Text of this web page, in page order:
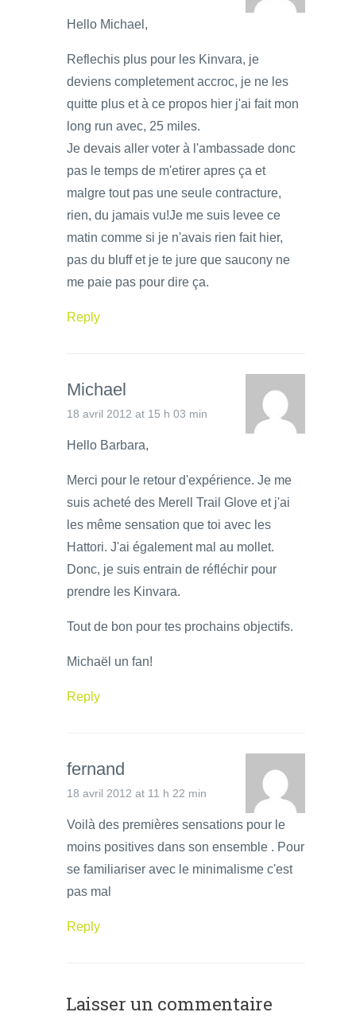
Hello Michael,
Reflechis plus pour les Kinvara, je
deviens completement accroc, je ne les
quitte plus et à ce propos hier j'ai fait mon
long run avec, 25 miles.
Je devais aller voter à l'ambassade donc
pas le temps de m'etirer apres ça et
malgre tout pas une seule contracture,
rien, du jamais vu!Je me suis levee ce
matin comme si je n'avais rien fait hier,
pas du bluff et je te jure que saucony ne
me paie pas pour dire ça.
Reply
Michael
18 avril 2012 at 15 h 03 min
Hello Barbara,
Merci pour le retour d'expérience. Je me
suis acheté des Merell Trail Glove et j'ai
les même sensation que toi avec les
Hattori. J'ai également mal au mollet.
Donc, je suis entrain de réfléchir pour
prendre les Kinvara.
Tout de bon pour tes prochains objectifs.
Michaël un fan!
Reply
fernand
18 avril 2012 at 11 h 22 min
Voilà des premières sensations pour le
moins positives dans son ensemble . Pour
se familiariser avec le minimalisme c'est
pas mal
Reply
Laisser un commentaire